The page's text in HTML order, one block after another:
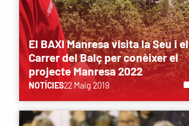
El BAXI Manresa visita la Seu i el
Carrer del Balç per conèixer el
projecte Manresa 2022
NOTÍCIES22 Maig 2019